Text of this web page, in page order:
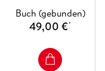
Buch (gebunden)
49,00 €*